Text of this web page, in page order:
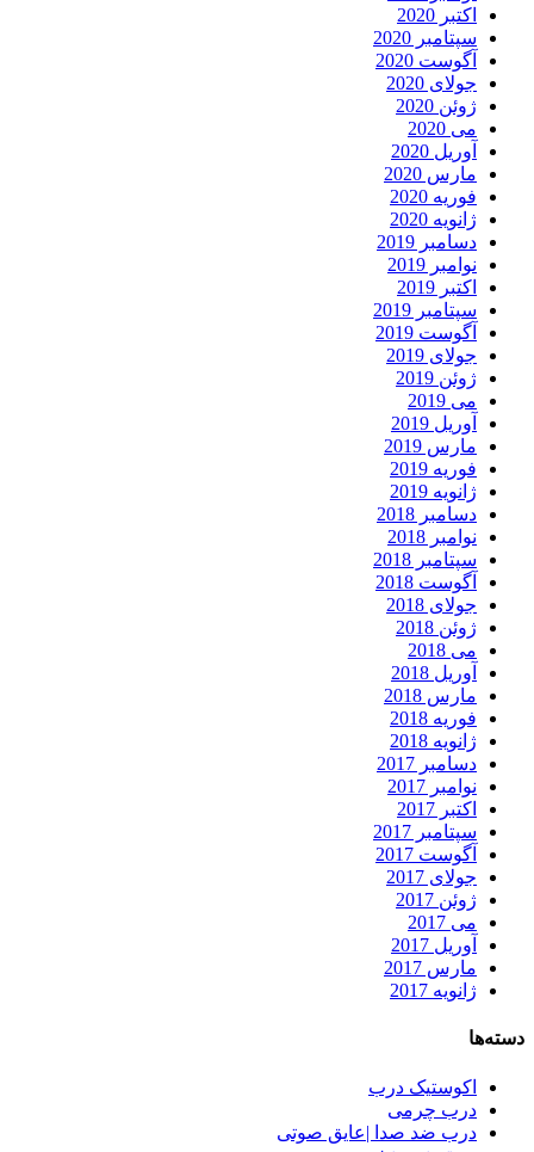
اکتبر 2020
سپتامبر 2020
آگوست 2020
جولای 2020
ژوئن 2020
می 2020
آوریل 2020
مارس 2020
فوریه 2020
ژانویه 2020
دسامبر 2019
نوامبر 2019
اکتبر 2019
سپتامبر 2019
آگوست 2019
جولای 2019
ژوئن 2019
می 2019
آوریل 2019
مارس 2019
فوریه 2019
ژانویه 2019
دسامبر 2018
نوامبر 2018
سپتامبر 2018
آگوست 2018
جولای 2018
ژوئن 2018
می 2018
آوریل 2018
مارس 2018
فوریه 2018
ژانویه 2018
دسامبر 2017
نوامبر 2017
اکتبر 2017
سپتامبر 2017
آگوست 2017
جولای 2017
ژوئن 2017
می 2017
آوریل 2017
مارس 2017
ژانویه 2017
دسته‌ها
اکوستیک درب
درب چرمی
درب ضد صدا |عایق صوتی